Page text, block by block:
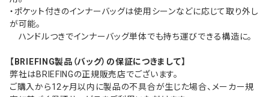
・ポケット付きのインナーバッグは使用シーンなどに応じて取り外し
が可能。
ハンドルつきでインナーバッグ単体でも持ち運びできる構造に。
【BRIEFING製品（バッグ）の保証につきまして】
弊社はBRIEFINGの正規販売店でございます。
ご購入から12ヶ月以内に製品の不具合が生じた場合、メーカー規